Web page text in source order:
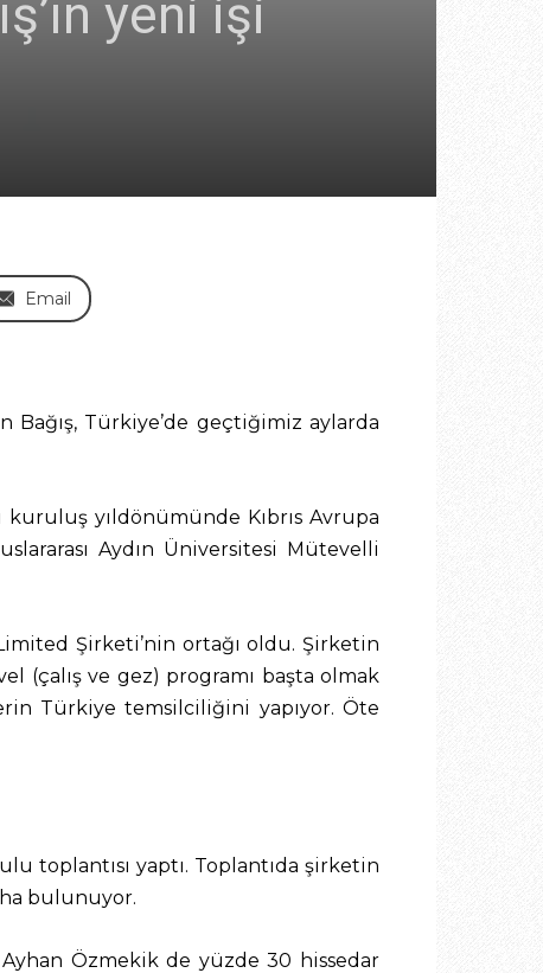
yeni işi
Email
Bağış, Türkiye’de geçtiğimiz aylarda
kuruluş yıldönümünde Kıbrıs Avrupa
Aydın Üniversitesi Mütevelli
Şirketi’nin ortağı oldu. Şirketin
(çalış ve gez) programı başta olmak
Türkiye temsilciliğini yapıyor. Öte
toplantısı yaptı. Toplantıda şirketin
bulunuyor.
Ayhan Özmekik de yüzde 30 hissedar